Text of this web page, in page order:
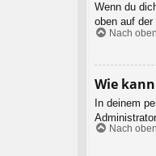
Wenn du
oben auf
Nach oben
Wie
In deinem
Nach oben